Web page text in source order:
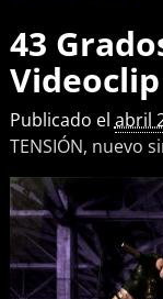
Navegador
43
Videoclip
Publicado el abril
TENSIÓN, nuevo